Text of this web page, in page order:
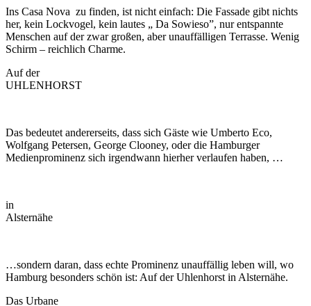
Ins Casa Nova zu finden, ist nicht einfach: Die Fassade gibt nichts
her, kein Lockvogel, kein lautes „ Da Sowieso”, nur entspannte
Menschen auf der zwar großen, aber unauffälligen Terrasse. Wenig
Schirm – reichlich Charme.
Auf der
UHLENHORST
Das bedeutet andererseits, dass sich Gäste wie Umberto Eco,
Wolfgang Petersen, George Clooney, oder die Hamburger
Medienprominenz sich irgendwann hierher verlaufen haben, …
in
Alsternähe
…sondern daran, dass echte Prominenz unauffällig leben will, wo
Hamburg besonders schön ist: Auf der Uhlenhorst in Alsternähe.
Das Urbane